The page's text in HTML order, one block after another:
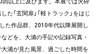
「玄関扉」「軽トラック」をはじ
た作品群、2010年代以降展開し
どを、大浦の手記や記録写真・
浦が見た風景、過ごした時間を